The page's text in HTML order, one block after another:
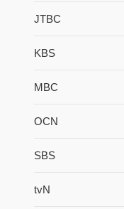
JTBC
KBS
MBC
OCN
SBS
tvN